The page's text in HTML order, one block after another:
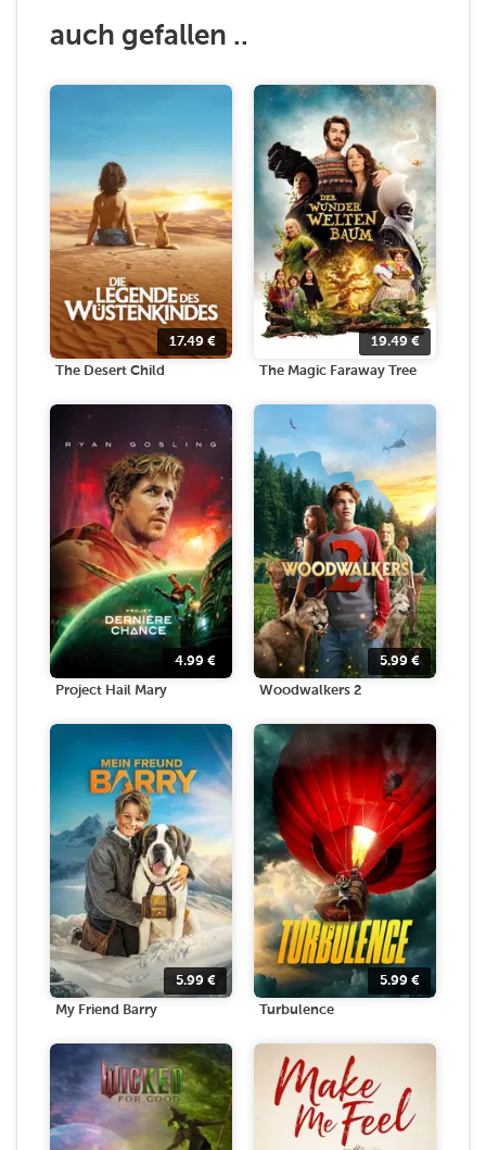
auch gefallen ..
17.49 €
The Desert Child
19.49€
The Magic Faraway Tree
4.99 €
Project Hail Mary
5.99 €
Woodwalkers 2
5.99 €
My Friend Barry
5.99 €
Turbulence